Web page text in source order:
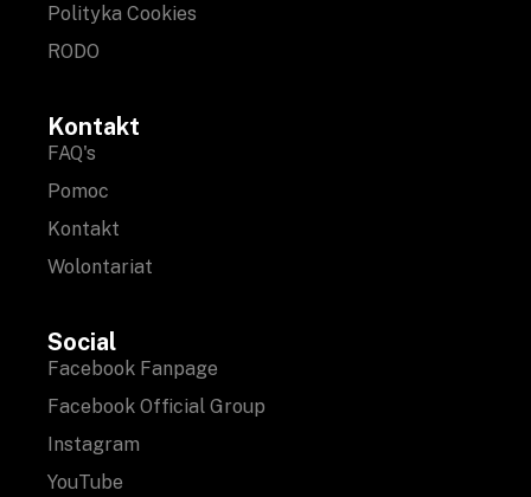
Polityka Cookies
RODO
Kontakt
FAQ's
Pomoc
Kontakt
Wolontariat
Social
Facebook Fanpage
Facebook Official Group
Instagram
YouTube